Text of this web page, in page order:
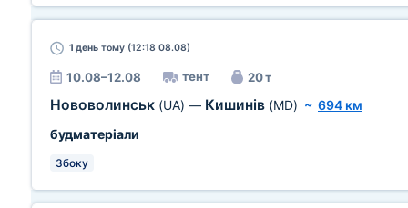
1 день тому (12:18 08.08)
10.08–12.08 тент 20 т
Нововолинськ (UA) — Кишинів (MD) ~ 694 км
будматеріали
Збоку